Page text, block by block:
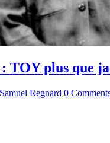
plus que
Samuel Regnard 0